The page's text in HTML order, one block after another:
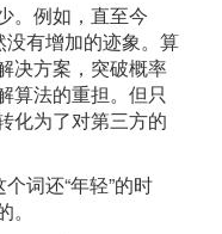
。例如，直至今
没有增加的迹象。算
决方案，突破概率
算法的重担。但只
化为了对第三方的
词还“年轻”的时